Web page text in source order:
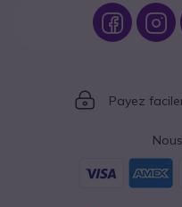
Icon
Icon
Payez